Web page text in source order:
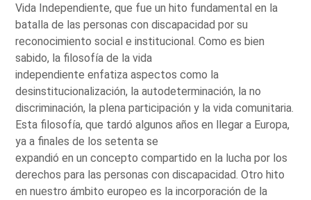
Vida Independiente, que fue un hito fundamental en la
batalla de las personas con discapacidad por su
reconocimiento social e institucional. Como es bien
sabido, la filosofía de la vida
independiente enfatiza aspectos como la
desinstitucionalización, la autodeterminación, la no
discriminación, la plena participación y la vida comunitaria.
Esta filosofía, que tardó algunos años en llegar a Europa,
ya a finales de los setenta se
expandió en un concepto compartido en la lucha por los
derechos para las personas con discapacidad. Otro hito
en nuestro ámbito europeo es la incorporación de la